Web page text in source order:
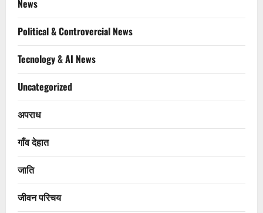
News
Political & Controvercial News
Tecnology & AI News
Uncategorized
अपराध
गाँव देहात
जाति
जीवन परिचय